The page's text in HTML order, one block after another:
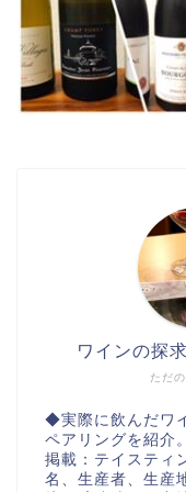
ただ
ワインの探
◆実際に飲んだワ
ペアリングを紹介
掲載：テイスティ
名、生産者、生産